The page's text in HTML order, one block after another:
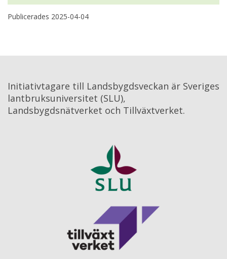
Publicerades 2025-04-04
Initiativtagare till Landsbygdsveckan är Sveriges
lantbruksuniversitet (SLU),
Landsbygdsnätverket och Tillväxtverket.